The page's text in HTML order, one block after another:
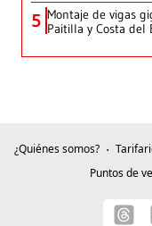
5 Montaje de vigas
Paitilla y Costa del
¿Quiénes somos?
Puntos de